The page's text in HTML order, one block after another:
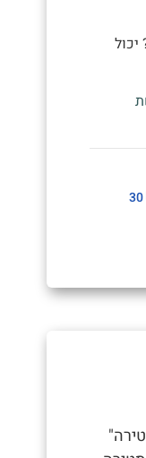
שהחדש של אורטל בן 45? יכול
30